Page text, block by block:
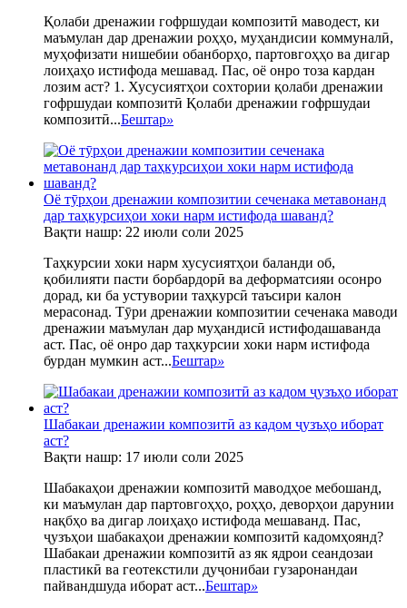
Қолаби дренажии гофршудаи композитӣ маводест, ки
маъмулан дар дренажии роҳҳо, муҳандисии коммуналӣ,
муҳофизати нишебии обанборҳо, партовгоҳҳо ва дигар
лоиҳаҳо истифода мешавад. Пас, оё онро тоза кардан
лозим аст? 1. Хусусиятҳои сохтории қолаби дренажии
гофршудаи композитӣ Қолаби дренажии гофршудаи
композитӣ...Бештар»
Оё тӯрҳои дренажии композитии сеченака метавонанд
дар таҳкурсиҳои хоки нарм истифода шаванд?
Вақти нашр: 22 июли соли 2025
Таҳкурсии хоки нарм хусусиятҳои баланди об,
қобилияти пасти борбардорӣ ва деформатсияи осонро
дорад, ки ба устувории таҳкурсӣ таъсири калон
мерасонад. Тӯри дренажии композитии сеченака маводи
дренажии маъмулан дар муҳандисӣ истифодашаванда
аст. Пас, оё онро дар таҳкурсии хоки нарм истифода
бурдан мумкин аст...Бештар»
Шабакаи дренажии композитӣ аз кадом ҷузъҳо иборат
аст?
Вақти нашр: 17 июли соли 2025
Шабакаҳои дренажии композитӣ маводҳое мебошанд,
ки маъмулан дар партовгоҳҳо, роҳҳо, деворҳои дарунии
нақбҳо ва дигар лоиҳаҳо истифода мешаванд. Пас,
ҷузъҳои шабакаҳои дренажии композитӣ кадомҳоянд?
Шабакаи дренажии композитӣ аз як ядрои сеандозаи
пластикӣ ва геотекстили дуҷонибаи гузаронандаи
пайвандшуда иборат аст...Бештар»